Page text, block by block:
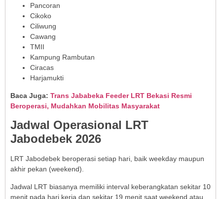
Pancoran
Cikoko
Ciliwung
Cawang
TMII
Kampung Rambutan
Ciracas
Harjamukti
Baca Juga: Trans Jababeka Feeder LRT Bekasi Resmi
Beroperasi, Mudahkan Mobilitas Masyarakat
Jadwal Operasional LRT
Jabodebek 2026
LRT Jabodebek beroperasi setiap hari, baik weekday maupun
akhir pekan (weekend).
Jadwal LRT biasanya memiliki interval keberangkatan sekitar 10
menit pada hari kerja dan sekitar 19 menit saat weekend atau